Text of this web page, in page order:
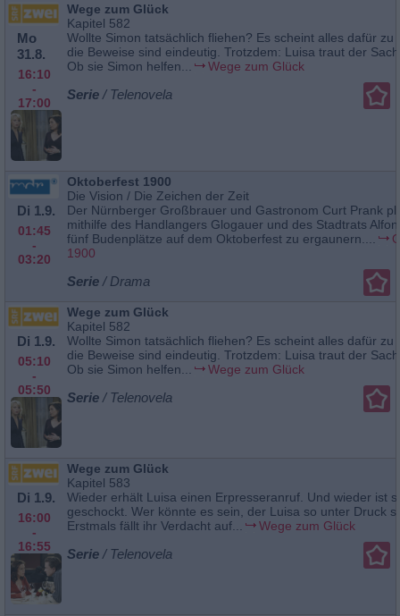
Mo
31.8.
16:10
-
17:00
Wege zum Glück
Kapitel 582
Wollte Simon tatsächlich fliehen? Es scheint alles dafür zu
die Beweise sind eindeutig. Trotzdem: Luisa traut der
Ob sie Simon helfen...
Wege zum Glück
Serie / Telenovela
Di 1.9.
01:45
-
03:20
Oktoberfest 1900
Die Vision / Die Zeichen der Zeit
Der Nürnberger Großbrauer und Gastronom Curt Prank
mithilfe des Handlangers Glogauer und des Stadtrats
fünf Budenplätze auf dem Oktoberfest zu ergaunern....
1900
Serie / Drama
Di 1.9.
05:10
-
05:50
Wege zum Glück
Kapitel 582
Wollte Simon tatsächlich fliehen? Es scheint alles dafür zu
die Beweise sind eindeutig. Trotzdem: Luisa traut der
Ob sie Simon helfen...
Wege zum Glück
Serie / Telenovela
Di 1.9.
16:00
-
16:55
Wege zum Glück
Kapitel 583
Wieder erhält Luisa einen Erpresseranruf. Und wieder ist
geschockt. Wer könnte es sein, der Luisa so unter Druck
Erstmals fällt ihr Verdacht auf...
Wege zum Glück
Serie / Telenovela